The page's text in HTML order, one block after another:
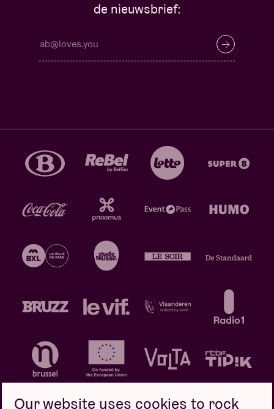
de nieuwsbrief:
Our website uses cookies to rock